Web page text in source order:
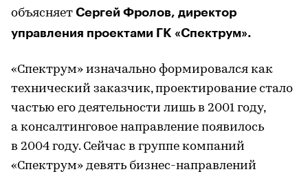
объясняет Сергей Фролов, директор
управления проектами ГК «Спектрум».
«Спектрум» изначально формировался как
технический заказчик, проектирование стало
частью его деятельности лишь в 2001 году,
а консалтинговое направление появилось
в 2004 году. Сейчас в группе компаний
«Спектрум» девять бизнес-направлений